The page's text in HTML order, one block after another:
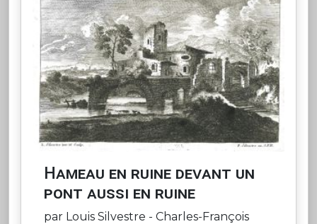
Hameau en ruine devant un
pont aussi en ruine
par Louis Silvestre - Charles-François